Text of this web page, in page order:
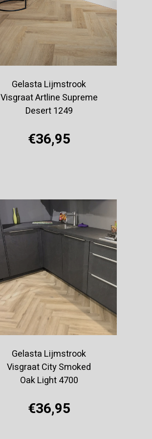
Gelasta Lijmstrook
Visgraat Artline Supreme
Desert 1249
€36,95
Gelasta Lijmstrook
Visgraat City Smoked
Oak Light 4700
€36,95